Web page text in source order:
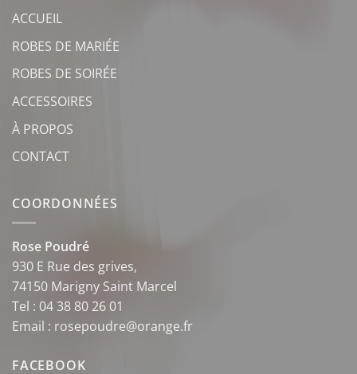
ACCUEIL
ROBES DE MARIÉE
ROBES DE SOIRÉE
ACCESSOIRES
À PROPOS
CONTACT
COORDONNÉES
Rose Poudré
930 E Rue des grives,
74150 Marigny Saint Marcel
Tel : 04 38 80 26 01
Email : rosepoudre@orange.fr
FACEBOOK